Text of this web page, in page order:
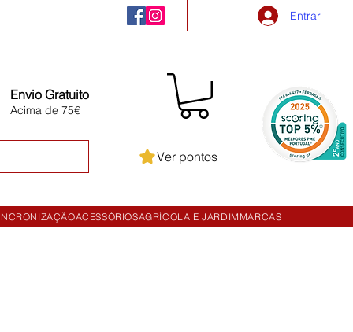
Entrar
Envio Gratuito
Acima de 75€
Ver pontos
ACESSÓRIOSAGRÍCOLA E JARDIM MARCAS